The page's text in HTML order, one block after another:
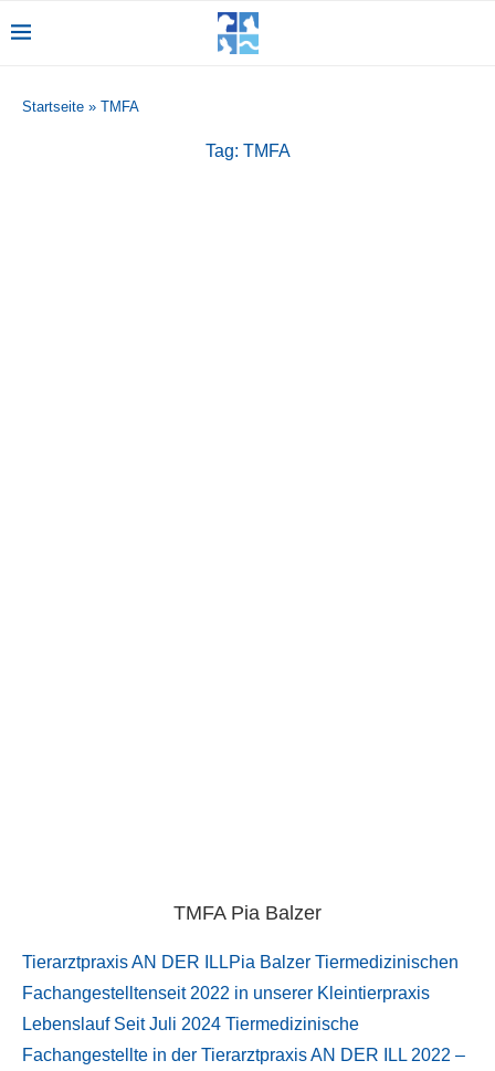
Startseite » TMFA
Tag: TMFA
TMFA Pia Balzer
Tierarztpraxis AN DER ILLPia Balzer Tiermedizinischen
Fachangestelltenseit 2022 in unserer Kleintierpraxis
Lebenslauf Seit Juli 2024 Tiermedizinische
Fachangestellte in der Tierarztpraxis AN DER ILL 2022 –